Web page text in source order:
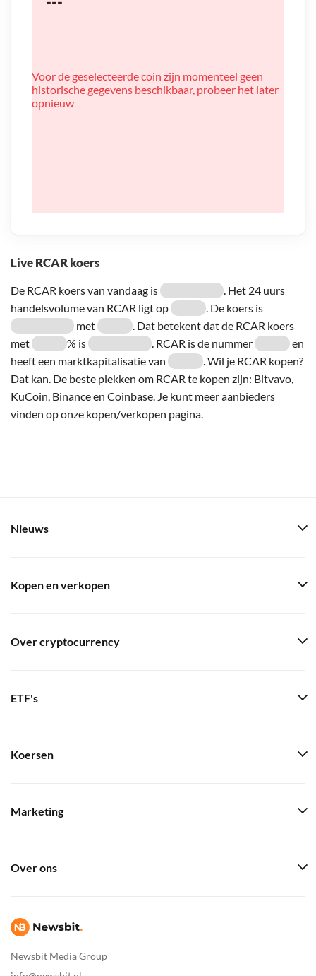
Live RCAR koers
De RCAR koers van vandaag is
. Het 24 uurs
handelsvolume van RCAR ligt op
. De koers is
met
. Dat betekent dat de RCAR koers
met
% is . RCAR is de nummer
en
heeft een marktkapitalisatie van
. Wil je RCAR kopen?
Dat kan. De beste plekken om RCAR te kopen zijn: Bitvavo,
KuCoin, Binance en Coinbase. Je kunt meer aanbieders
vinden op onze kopen/verkopen pagina.
Voor de geselecteerde coin zijn momenteel geen
historische gegevens beschikbaar, probeer het later
opnieuw
Newsbit Media Group
Nieuws
Kopen en verkopen
Over cryptocurrency
ETF's
Koersen
Marketing
Over ons